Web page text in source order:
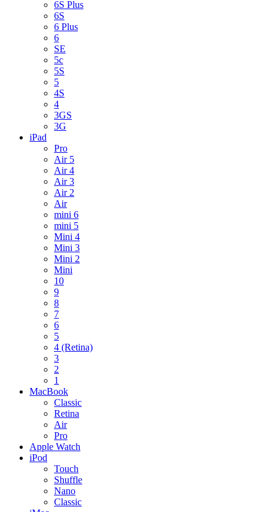
6S Plus
6S
6 Plus
6
SE
5c
5S
5
4S
4
3GS
3G
iPad
Pro
Air 5
Air 4
Air 3
Air 2
Air
mini 6
mini 5
Mini 4
Mini 3
Mini 2
Mini
10
9
8
7
6
5
4 (Retina)
3
2
1
MacBook
Classic
Retina
Air
Pro
Apple Watch
iPod
Touch
Shuffle
Nano
Classic